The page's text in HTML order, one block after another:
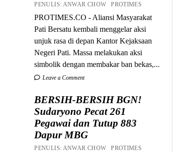
PENULIS: ANWAR CHOW PROTIMES
PROTIMES.CO - Aliansi Masyarakat
Pati Bersatu kembali menggelar aksi
unjuk rasa di depan Kantor Kejaksaan
Negeri Pati. Massa melakukan aksi
simbolik dengan membakar ban bekas,...
Leave a Comment
BERSIH-BERSIH BGN!
Sudaryono Pecat 261
Pegawai dan Tutup 883
Dapur MBG
PENULIS: ANWAR CHOW PROTIMES